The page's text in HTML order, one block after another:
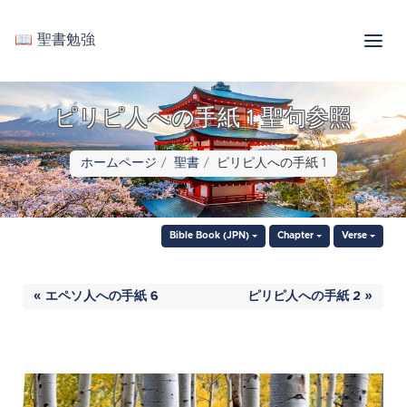
📖 聖書勉強
ピリピ人への手紙 1 聖句参照
ホームページ 聖書 ピリピ人への手紙 1
Bible Book (JPN) Chapter Verse
« エペソ人への手紙 6 ピリピ人への手紙 2 »